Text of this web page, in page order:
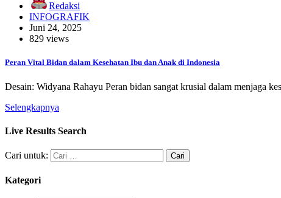
Redaksi
INFOGRAFIK
Juni 24, 2025
829 views
Peran Vital Bidan dalam Kesehatan Ibu dan Anak di Indonesia
Desain: Widyana Rahayu Peran bidan sangat krusial dalam menjaga
Selengkapnya
Live Results Search
Cari untuk:
Kategori